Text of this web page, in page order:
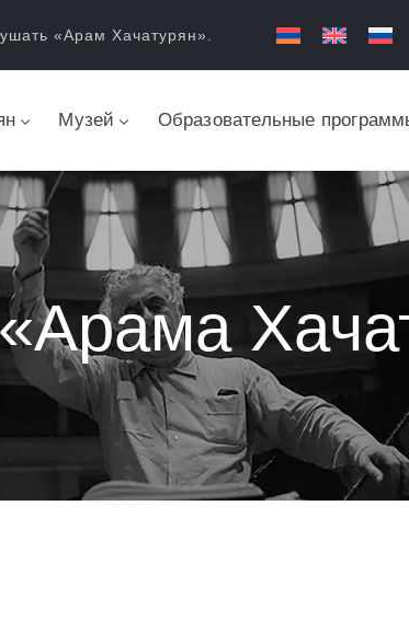
«Арам Хачатурян».
Музей Образовательные